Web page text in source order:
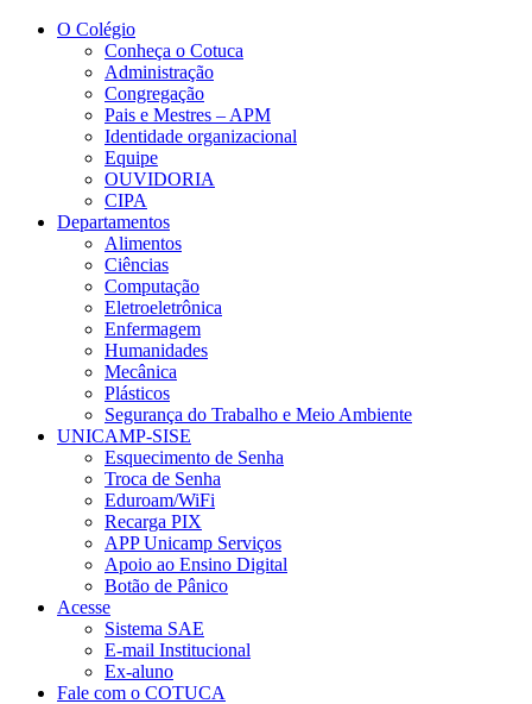
Conteúdo principal
O Colégio
Conheça o Cotuca
Administração
Congregação
Pais e Mestres – APM
Identidade organizacional
Equipe
OUVIDORIA
CIPA
Departamentos
Alimentos
Ciências
Computação
Eletroeletrônica
Enfermagem
Humanidades
Mecânica
Plásticos
Segurança do Trabalho e Meio Ambiente
UNICAMP-SISE
Esquecimento de Senha
Troca de Senha
Eduroam/WiFi
Recarga PIX
APP Unicamp Serviços
Apoio ao Ensino Digital
Botão de Pânico
Acesse
Sistema SAE
E-mail Institucional
Ex-aluno
Fale com o COTUCA